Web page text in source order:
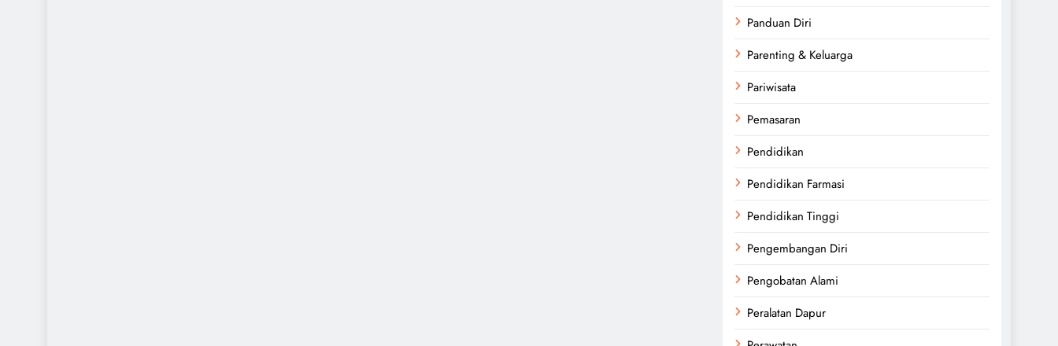
Panduan Diri
Parenting & Keluarga
Pariwisata
Pemasaran
Pendidikan
Pendidikan Farmasi
Pendidikan Tinggi
Pengembangan Diri
Pengobatan Alami
Peralatan Dapur